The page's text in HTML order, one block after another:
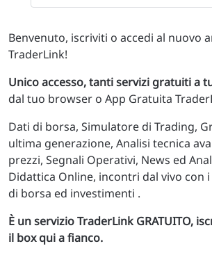
Benvenuto, iscriviti o accedi al nuovo
TraderLink!
Unico accesso, tanti servizi gratuiti a
dal tuo browser o App Gratuita
Dati di borsa, Simulatore di Trading,
ultima generazione, Analisi tecnica
prezzi, Segnali Operativi, News ed
Didattica Online, incontri dal vivo con
di borsa ed investimenti .
È un servizio TraderLink GRATUITO,
il box qui a fianco.